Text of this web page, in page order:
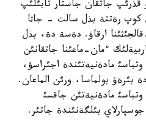
قذرئپ جاتقان جاستار تابئلئپ
كوپ رةتتة بذل سالت - جاثا
ارقاؤ. دةسة دة، بذل
ءمان-ماعئنا جاتقانئن
مادةنيةتئندة اجئراسؤ،
بولماسا، ورئن الماعان.
مادةنيةتئن جاقسئ
بئلگةنئندة جاتئر.